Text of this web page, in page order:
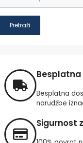
Pretraži
Besplatna
narudžbe
Sigurnost